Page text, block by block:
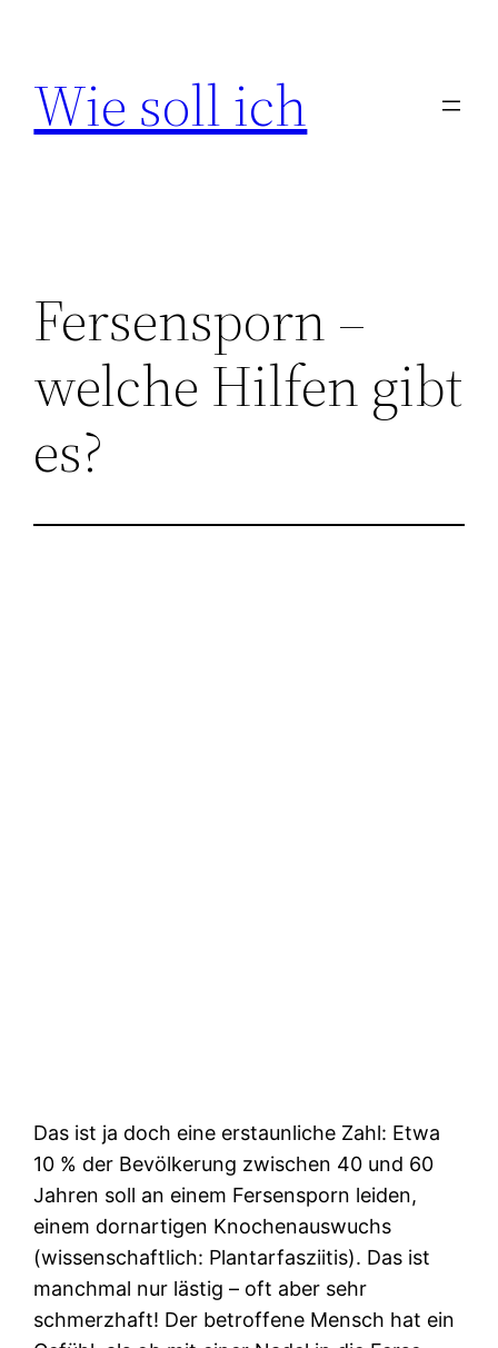
springen
Wie soll ich
Fersensporn –
welche Hilfen gibt
es?
Das ist ja doch eine erstaunliche Zahl: Etwa
10 % der Bevölkerung zwischen 40 und 60
Jahren soll an einem Fersensporn leiden,
einem dornartigen Knochenauswuchs
(wissenschaftlich: Plantarfasziitis). Das ist
manchmal nur lästig – oft aber sehr
schmerzhaft! Der betroffene Mensch hat ein